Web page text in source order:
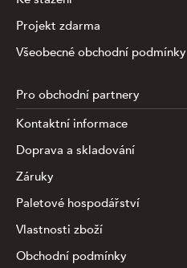
Projekt zdarma
Všeobecné obchodní podmínky
Pro obchodní partnery
Kontaktní informace
Doprava a skladování
Záruky
Paletové hospodářství
Vlastnosti zboží
Obchodní podmínky